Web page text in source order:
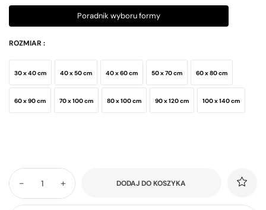
Poradnik wyboru formy
ROZMIAR :
30 x 40 cm 40 x 50 cm 40 x 60 cm 50 x 70 cm 60 x 80 cm
60 x 90 cm 70 x 100 cm 80 x 100 cm 90 x 120 cm 100 x 140 cm
- + DODAJ DO KOSZYKA